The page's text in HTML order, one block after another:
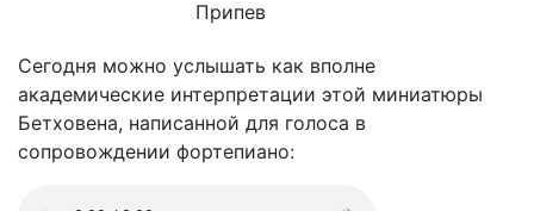
Припев
Сегодня можно услышать как вполне
академические интерпретации этой миниатюры
Бетховена, написанной для голоса в
сопровождении фортепиано: